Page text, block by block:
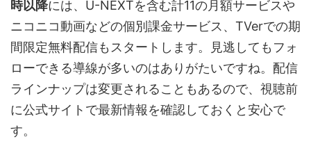
時以降には、U-NEXTを含む計11の月額サービスや
ニコニコ動画などの個別課金サービス、TVerでの期
間限定無料配信もスタートします。見逃してもフォ
ローできる導線が多いのはありがたいですね。配信
ラインナップは変更されることもあるので、視聴前
に公式サイトで最新情報を確認しておくと安心で
す。